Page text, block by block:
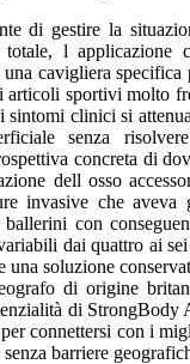
di gestire la
l applicazione
cavigliera
articoli sportivi molto
sintomi clinici si
senza
concreta di
dell osso
invasive che
con
dai quattro ai
una soluzione
di origine
di StrongBody
connettersi con i
barriere